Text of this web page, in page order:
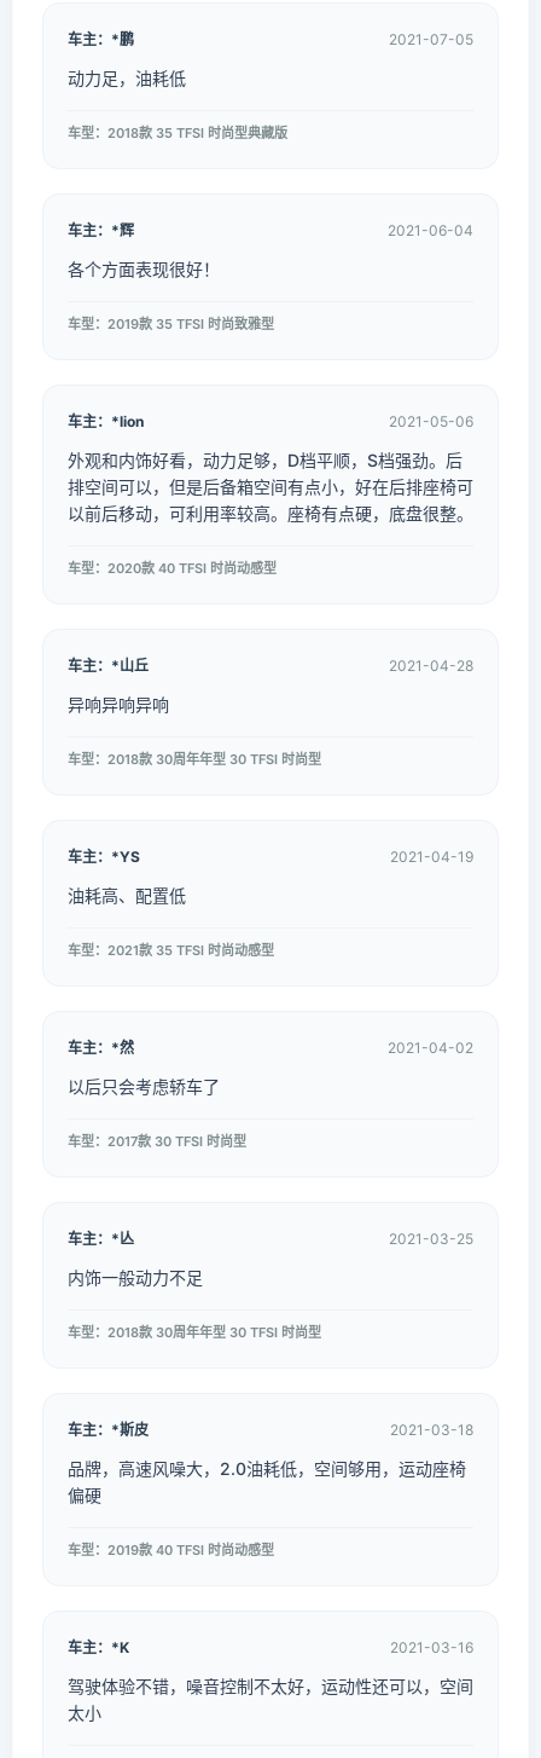
车主：*鹏 2021-07-05
动力足，油耗低
车型：2018款 35 TFSI 时尚型典藏版
车主：*辉 2021-06-04
各个方面表现很好！
车型：2019款 35 TFSI 时尚致雅型
车主：*lion 2021-05-06
外观和内饰好看，动力足够，D档平顺，S档强劲。后
排空间可以，但是后备箱空间有点小，好在后排座椅可
以前后移动，可利用率较高。座椅有点硬，底盘很整。
车型：2020款 40 TFSI 时尚动感型
车主：*山丘 2021-04-28
异响异响异响
车型：2018款 30周年年型 30 TFSI 时尚型
车主：*YS 2021-04-19
油耗高、配置低
车型：2021款 35 TFSI 时尚动感型
车主：*然 2021-04-02
以后只会考虑轿车了
车型：2017款 30 TFSI 时尚型
车主：*亾 2021-03-25
内饰一般动力不足
车型：2018款 30周年年型 30 TFSI 时尚型
车主：*斯皮 2021-03-18
品牌，高速风噪大，2.0油耗低，空间够用，运动座椅
偏硬
车型：2019款 40 TFSI 时尚动感型
车主：*K 2021-03-16
驾驶体验不错，噪音控制不太好，运动性还可以，空间
太小